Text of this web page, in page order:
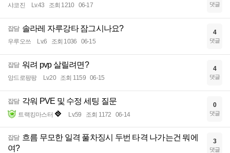
샤코진 Lv.43 조회 1210 06-17 댓글
잡담 솔라레 자루강타 잠그시나요?
우루오쓰 Lv.6 조회 1036 06-15
4
댓글
잡담 워려 pvp 살릴려면?
앙드로팡팡 Lv.20 조회 1159 06-15
4
댓글
잡담 각워 PVE 및 수정 세팅 질문
트랙킹마스터 Lv.59 조회 1172 06-14
0
댓글
잡담 흐름 무모한 일격 풀차징시 두번 타격 나가는건 뭐에
여?
3
댓글